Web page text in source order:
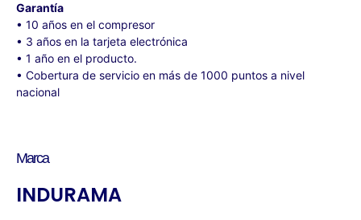
Garantía
• 10 años en el compresor
• 3 años en la tarjeta electrónica
• 1 año en el producto.
• Cobertura de servicio en más de 1000 puntos a nivel
nacional
Marca
INDURAMA